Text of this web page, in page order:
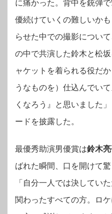
に痛かった。背中を銃弾
優続けていくの難しいか
らせた中での撮影につい
の中で共演した鈴木と松
ャケットを着られる役だ
うなものを）仕込んでい
くなろう』と思いました
ードを披露した。
最優秀助演男優賞は鈴木
ばれた瞬間、口を開けて
「自分一人では決してい
関わったすべての方。ロ